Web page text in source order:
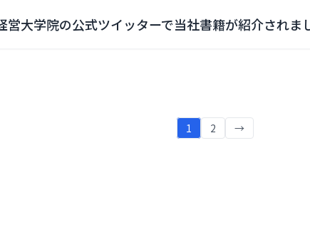
営大学院の公式ツイッターで当社書籍が紹介されま
1 2 →